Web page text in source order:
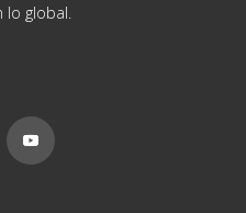
global.